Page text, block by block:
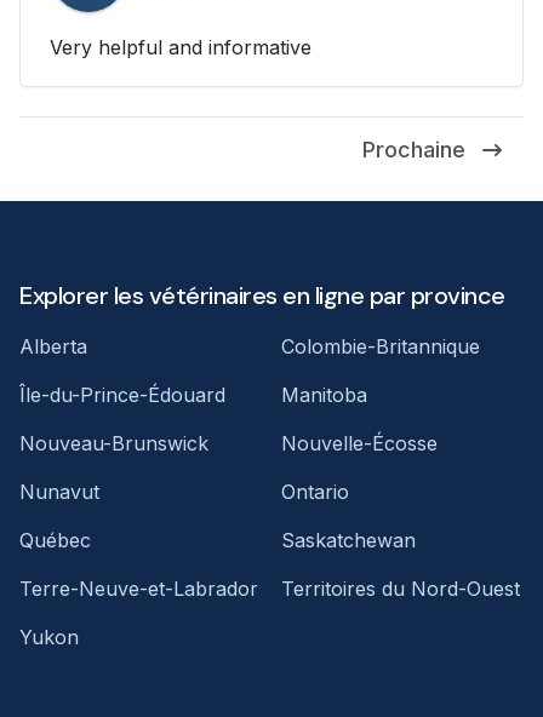
Very helpful and informative
Prochaine
Explorer les vétérinaires en ligne par province
Alberta
Colombie-Britannique
Île-du-Prince-Édouard
Manitoba
Nouveau-Brunswick
Nouvelle-Écosse
Nunavut
Ontario
Québec
Saskatchewan
Terre-Neuve-et-Labrador
Territoires du Nord-Ouest
Yukon